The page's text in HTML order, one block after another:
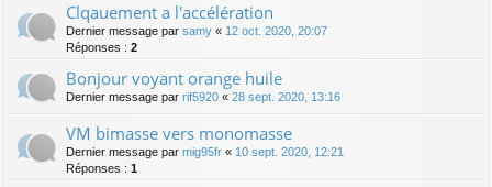
Clqauement a l'accélération
Dernier message par samy « 12 oct. 2020, 20:07
Réponses : 2
Bonjour voyant orange huile
Dernier message par rif5920 « 28 sept. 2020, 13:16
VM bimasse vers monomasse
Dernier message par mig95fr « 10 sept. 2020, 12:21
Réponses : 1